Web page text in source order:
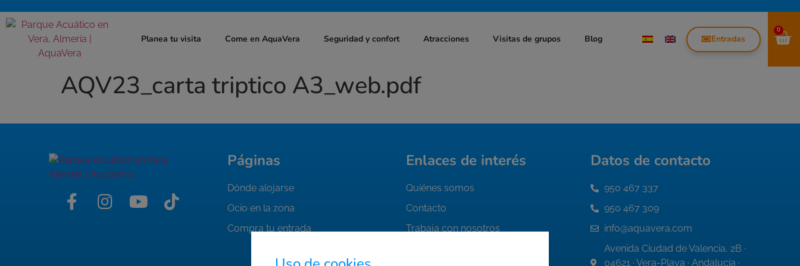
Planea tu visita Come en AquaVera Seguridad y confort Atracciones Visitas de grupos Blog Entradas
0
AQV23_carta triptico A3_web.pdf
Páginas
Dónde alojarse
Ocio en la zona
Compra tu entrada
Enlaces de interés
Quiénes somos
Contacto
Trabaja con nosotros
Datos de contacto
950 467 337
950 467 309
info@aquavera.com
Avenida Ciudad de Valencia, 2B ·
04621 · Vera-Playa · Andalucía ·